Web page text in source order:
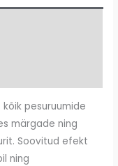
kõik pesuruumide
märgade ning
Soovitud efekt
ning